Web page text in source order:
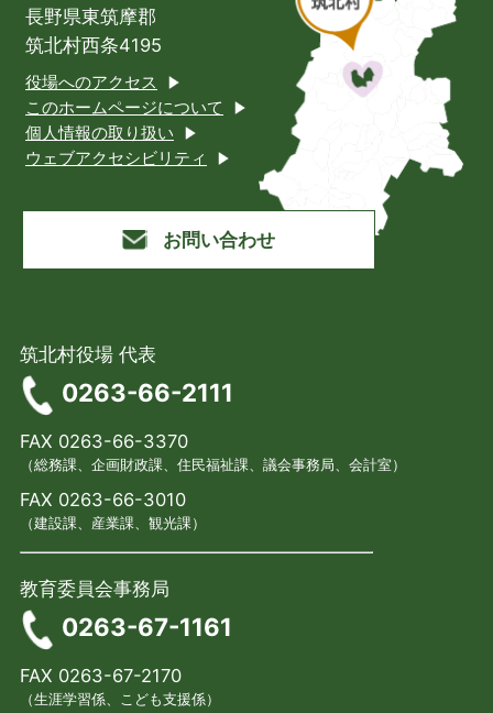
長野県東筑摩郡
筑北村西条4195
役場へのアクセス
このホームページについて
個人情報の取り扱い
ウェブアクセシビリティ
お問い合わせ
筑北村役場 代表
0263-66-2111
FAX 0263-66-3370
（総務課、企画財政課、住民福祉課、議会事務局、会計室）
FAX 0263-66-3010
（建設課、産業課、観光課）
教育委員会事務局
0263-67-1161
FAX 0263-67-2170
（生涯学習係、こども支援係）